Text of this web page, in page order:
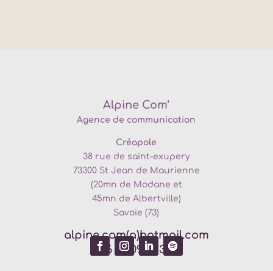
Alpine Com’
Agence de communication
Créapole
38 rue de saint-exupery
73300 St Jean de Maurienne
(20mn de Modane et
45mn de Albertville)
Savoie (73)
alpine.com(a)hotmail.com
06 69 09 17 33